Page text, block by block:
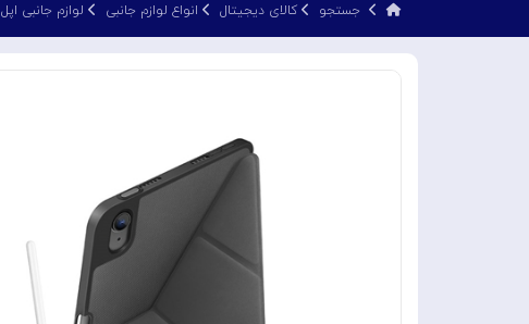
جستجو کالای دیجیتال انواع لوازم جانبی لوازم جانبی اپل